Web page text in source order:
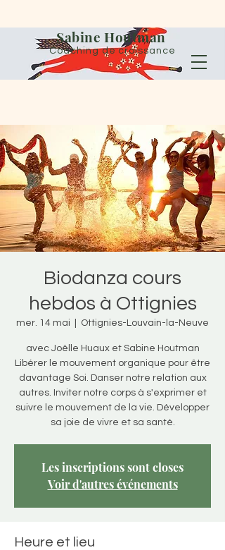
Sabine Houtman
Coaching de croissance
Biodanza cours
hebdos à Ottignies
mer. 14 mai Ottignies-Louvain-la-Neuve
avec Joëlle Huaux et Sabine Houtman
Libérer le mouvement organique pour être
davantage Soi. Danser notre relation aux
autres. Inviter notre corps à s'exprimer et
suivre le mouvement de la vie. Développer
sa joie de vivre et sa santé.
Les inscriptions sont closes
Voir d'autres événements
Heure et lieu